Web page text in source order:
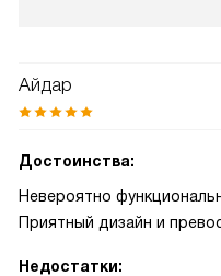
Айдар
Достоинства:
Невероятно
Приятный дизайн и
Недостатки: